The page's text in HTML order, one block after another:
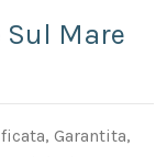
Mare
Garantita,